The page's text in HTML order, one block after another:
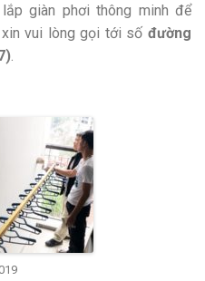
giàn phơi thông minh để
vui lòng gọi tới số đường